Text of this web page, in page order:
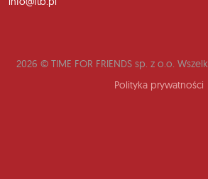
2026 © TIME FOR FRIENDS sp. z o.o.
Polityka prywatności